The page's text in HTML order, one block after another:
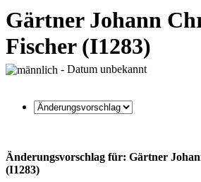
Gärtner Johann
Fischer (I1283)
- Datum unbekannt
Änderungsvorschlag für: Gärtner
(I1283)